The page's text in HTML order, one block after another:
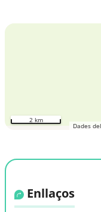
Dades
2 km
Enllaços